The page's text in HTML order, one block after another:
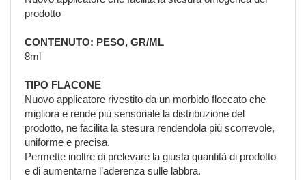
prodotto
CONTENUTO: PESO, GR/ML
8ml
TIPO FLACONE
Nuovo applicatore rivestito da un morbido floccato che
migliora e rende più sensoriale la distribuzione del
prodotto, ne facilita la stesura rendendola più scorrevole,
uniforme e precisa.
Permette inoltre di prelevare la giusta quantità di prodotto
e di aumentarne l’aderenza sulle labbra.